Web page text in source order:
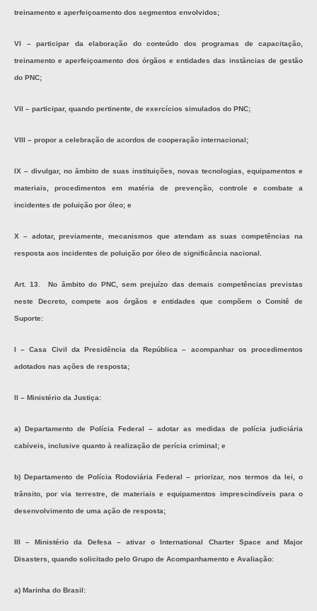
treinamento e aperfeiçoamento dos segmentos envolvidos;
VI – participar da elaboração do conteúdo dos programas de capacitação,
treinamento e aperfeiçoamento dos órgãos e entidades das instâncias de gestão
do PNC;
VII – participar, quando pertinente, de exercícios simulados do PNC;
VIII – propor a celebração de acordos de cooperação internacional;
IX – divulgar, no âmbito de suas instituições, novas tecnologias, equipamentos e
materiais, procedimentos em matéria de prevenção, controle e combate a
incidentes de poluição por óleo; e
X – adotar, previamente, mecanismos que atendam as suas competências na
resposta aos incidentes de poluição por óleo de significância nacional.
Art. 13. No âmbito do PNC, sem prejuízo das demais competências previstas
neste Decreto, compete aos órgãos e entidades que compõem o Comitê de
Suporte:
I – Casa Civil da Presidência da República – acompanhar os procedimentos
adotados nas ações de resposta;
II – Ministério da Justiça:
a) Departamento de Polícia Federal – adotar as medidas de polícia judiciária
cabíveis, inclusive quanto à realização de perícia criminal; e
b) Departamento de Polícia Rodoviária Federal – priorizar, nos termos da lei, o
trânsito, por via terrestre, de materiais e equipamentos imprescindíveis para o
desenvolvimento de uma ação de resposta;
III – Ministério da Defesa – ativar oInternational Charter Space and Major
Disasters , quando solicitado pelo Grupo de Acompanhamento e Avaliação:
a) Marinha do Brasil: